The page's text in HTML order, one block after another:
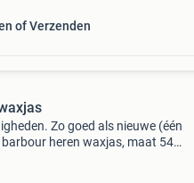
of Verzenden
Zo goed als nieuwe (één
heren waxjas, maat 54